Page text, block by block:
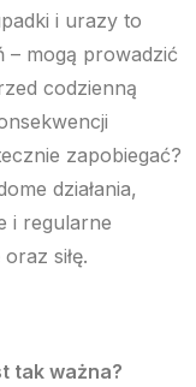
i urazy to
– mogą prowadzić
codzienną
zapobiegać?
działania,
i regularne
siłę.
tak ważna?